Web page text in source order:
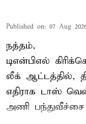
Published on: 07 Aug
நத்தம்,
டிஎன்பிஎல்
லீக் ஆட்டத்தில்,
எதிராக டாஸ்
அணி பந்துவீச்சை